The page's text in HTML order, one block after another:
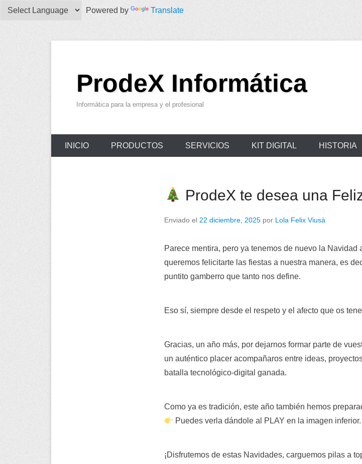
Powered by Translate
ProdeX Informática
Informática para la empresa y el profesional
Menu Principal
Saltar al contenido
INICIO PRODUCTOS SERVICIOS KIT DIGITAL HISTORIA
ProdeX te desea una
Enviado el 22 diciembre, 2025 por Lola Felix Viusà
Parece mentira, pero ya tenemos de nuevo la
queremos felicitarte las fiestas a nuestra manera, es
puntito gamberro que tanto nos define.
Eso sí, siempre desde el respeto y el afecto que os
Gracias, un año más, por dejarnos formar parte de
un auténtico placer acompañaros entre ideas,
batalla tecnológico-digital ganada.
Como ya es tradición, este año también hemos
Puedes verla dándole al PLAY en la imagen inferior.
¡Disfrutemos de estas Navidades, carguemos pilas a